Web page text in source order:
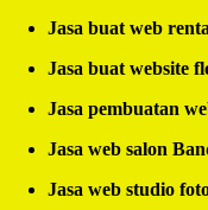
Jasa buat web
Jasa buat website
Jasa pembuatan
Jasa web salon
Jasa web studio